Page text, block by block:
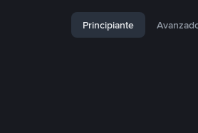
Principiante